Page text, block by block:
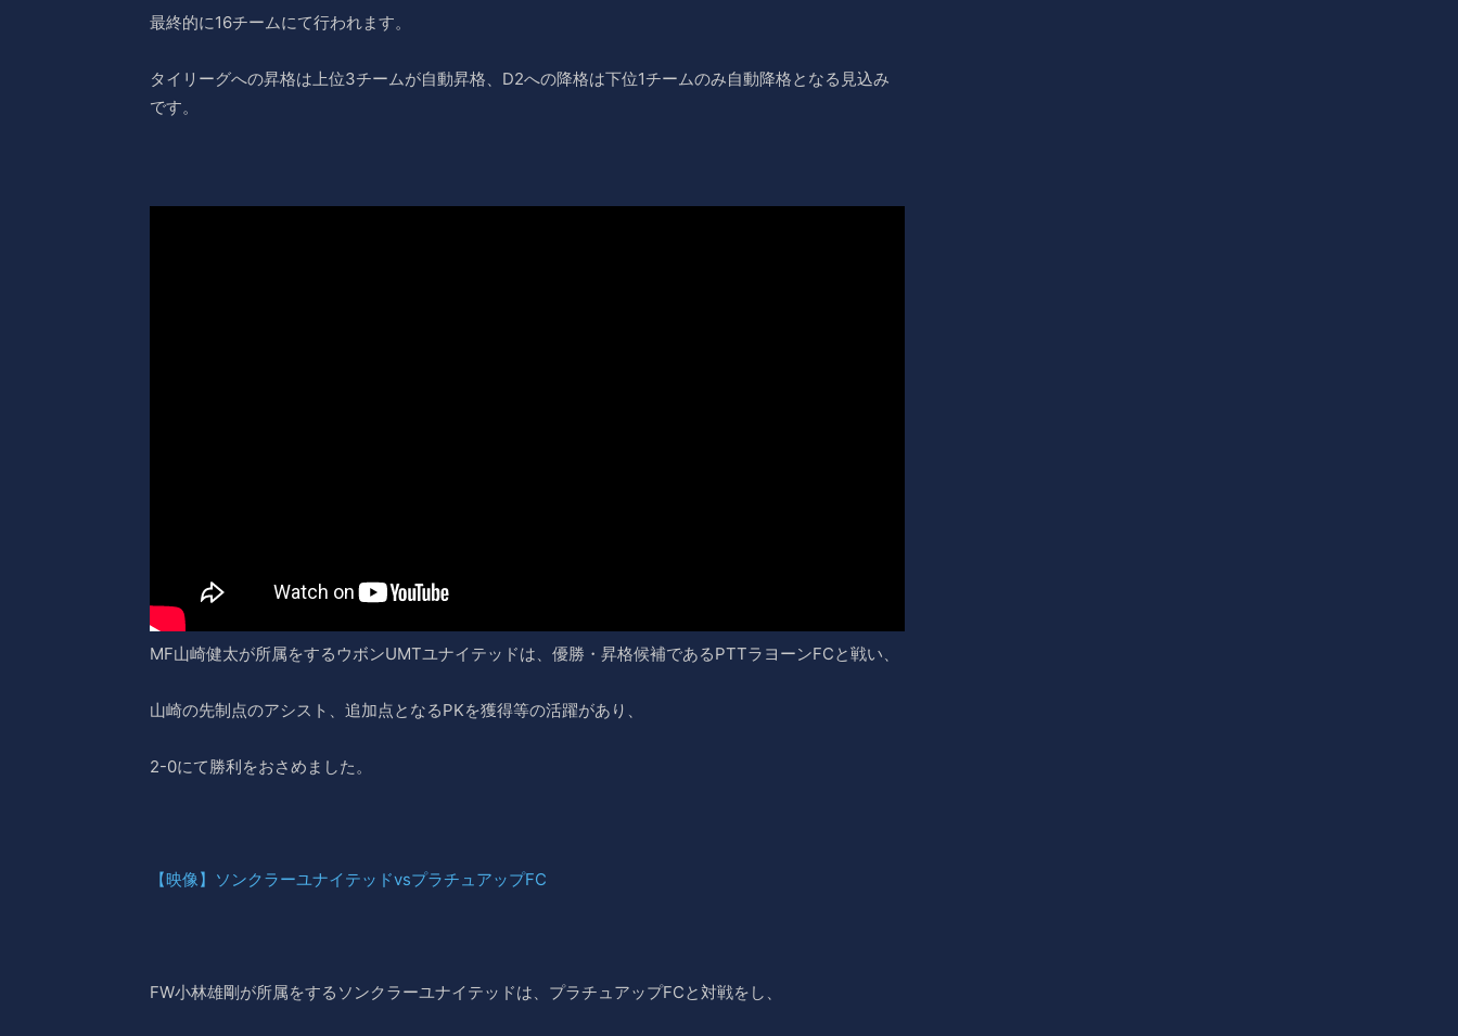
最終的に16チームにて行われます。
タイリーグへの昇格は上位3チームが自動昇格、D2への降格は下位1チームのみ自動降格となる見込み
です。
MF山崎健太が所属をするウボンUMTユナイテッドは、優勝・昇格候補であるPTTラヨーンFCと戦い、
山崎の先制点のアシスト、追加点となるPKを獲得等の活躍があり、
2-0にて勝利をおさめました。
【映像】ソンクラーユナイテッドvsプラチュアップFC
FW小林雄剛が所属をするソンクラーユナイテッドは、プラチュアップFCと対戦をし、